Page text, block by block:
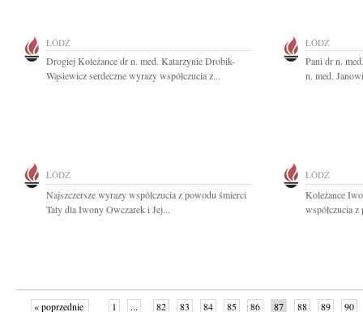
ŁÓDŹ
Drogiej Koleżance dr n. med. Katarzynie Drobik-
Wąsiewicz serdeczne wyrazy współczucia z...
ŁÓDŹ
Pani dr n.
n. med.
ŁÓDŹ
Najszczersze wyrazy współczucia z powodu śmierci
Taty dla Iwony Owczarek i Jej...
ŁÓDŹ
Koleżance
współczucia
« poprzednie 1 ... 82 83 84 85 86 87 88 89 90